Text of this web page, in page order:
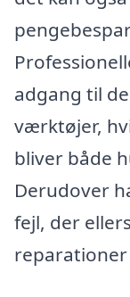
adgang til
værktøjer,
bliver både
Derudover
fejl, der
reparationer